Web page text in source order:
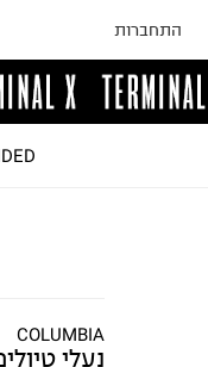
התחברות
COLUMBIA